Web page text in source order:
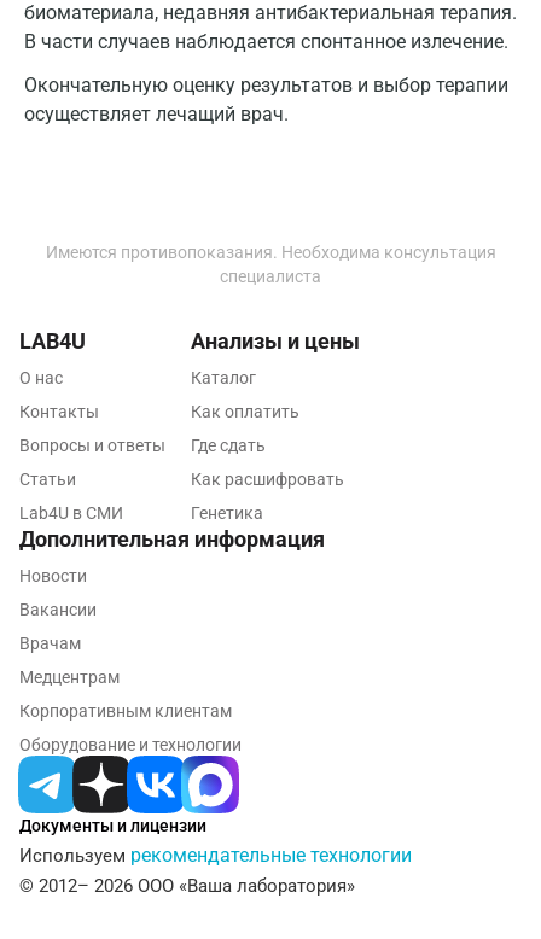
биоматериала, недавняя антибактериальная терапия.
В части случаев наблюдается спонтанное излечение.
Окончательную оценку результатов и выбор терапии
осуществляет лечащий врач.
Набережные Челны
Наро-Фоминск
Нижневартовск
Новороссийск
Обнинск
Одинцово
Омск
Орел
Павловский посад
Пенза
Пермь
Петрозаводск
Подольск
Имеются противопоказания. Необходима консультация
специалиста
Документы и лицензии
Используем рекомендательные технологии
© 2012– 2026 ООО «Ваша лаборатория»
LAB4U
О нас
Контакты
Вопросы и ответы
Статьи
Lab4U в СМИ
Анализы и цены
Каталог
Как оплатить
Где сдать
Как расшифровать
Генетика
Дополнительная информация
Новости
Вакансии
Врачам
Медцентрам
Корпоративным клиентам
Оборудование и технологии